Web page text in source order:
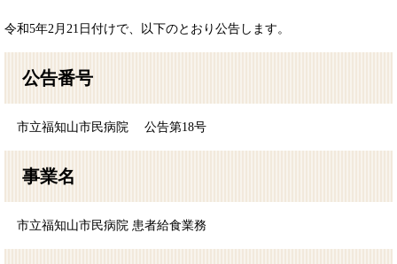
令和5年2月21日付けで、以下のとおり公告します。
公告番号
市立福知山市民病院 公告第18号
事業名
市立福知山市民病院 患者給食業務